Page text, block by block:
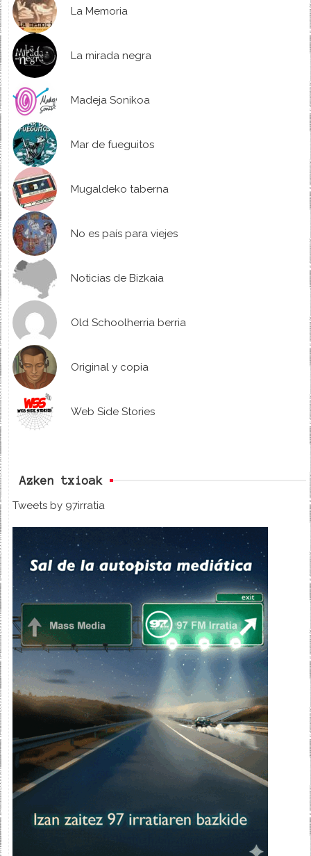
La Memoria
La mirada negra
Madeja Sonikoa
Mar de fueguitos
Mugaldeko taberna
No es país para viejes
Noticias de Bizkaia
Old Schoolherria berria
Original y copia
Web Side Stories
Azken txioak
Tweets by 97irratia